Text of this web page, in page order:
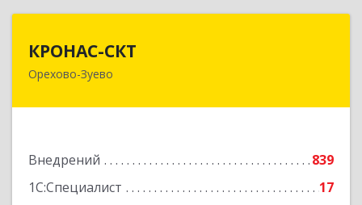
КРОНАС-СКТ
Орехово-Зуево
Внедрений
839
1С:Специалист
17
142600, Московская обл, Орехово-Зуево г,